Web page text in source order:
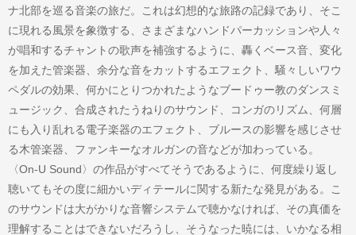
ナ北部を巡る音楽の旅だ。これは幻想的な旅路の記録であり、そこ
に現れる風景を象徴する、さまざまなハンドパーカッションや人々
が唱和するチャントの歌声を補強するように、轟くベース音、変化
を加えた管楽器、余分な音をカットするエフェクト、騒々しいワウ
ペダルの効果、何かにとりつかれたようなブードゥー教のダンスミ
ュージック、合成されたうねりのサウンド、コンガのリズム、何層
にも入り乱れる電子楽器のエフェクト、ブルースの影響を感じさせ
る木管楽器、ファンキーなオルガンの音などが加わっている。
〈On-U Sound〉の作品がすべてそうであるように、何度繰り返し
聴いてもその度に細かいディテールに関する新たな発見がある。こ
のサウンドは大がかりな音響システムで聴かなければ、その真価を
理解することはできないだろうし、そうなった暁には、いかなる相